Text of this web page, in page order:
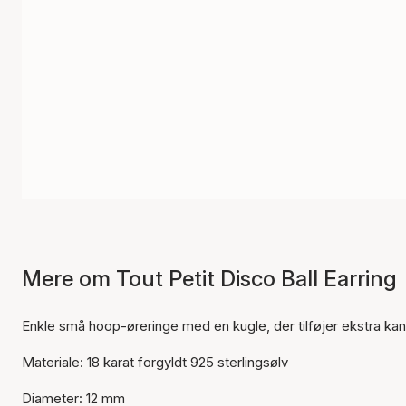
Mere om Tout Petit Disco Ball Earring
Enkle små hoop-øreringe med en kugle, der tilføjer ekstra
Materiale: 18 karat forgyldt 925 sterlingsølv
Diameter: 12 mm